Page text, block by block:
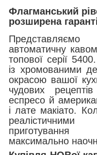
Флагманський
розширена
автоматичну
топової серії
із хромованими
окрасою вашої
чудових
еспресо й
і лате макіато.
максимально